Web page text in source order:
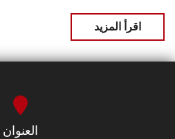
اقرأ المزيد
العنوان